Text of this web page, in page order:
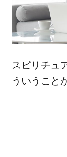
スピリチュ
ういうこと